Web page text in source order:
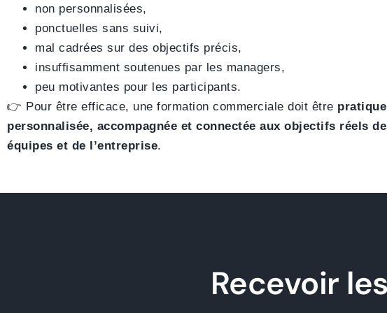
non personnalisées,
ponctuelles sans suivi,
mal cadrées sur des objectifs précis,
insuffisamment soutenues par les managers,
peu motivantes pour les participants.
👉 Pour être efficace, une formation commerciale doit être
personnalisée, accompagnée et connectée aux objectifs réels
équipes et de l’entreprise.
Recevoir